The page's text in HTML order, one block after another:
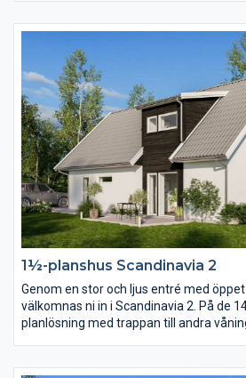
den finaste delen av trädgården eller
1½-planshus Scandinavia 2
Genom en stor och ljus entré med
välkomnas ni in i Scandinavia 2. På de
planlösning med trappan till andra